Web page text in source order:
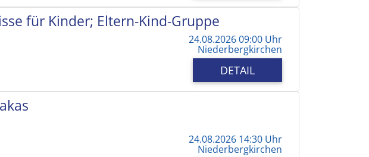
für Kinder; Eltern-Kind-Gruppe
24.08.2026 09:00 Uhr
Niederbergkirchen
DETAIL
24.08.2026 14:30 Uhr
Niederbergkirchen